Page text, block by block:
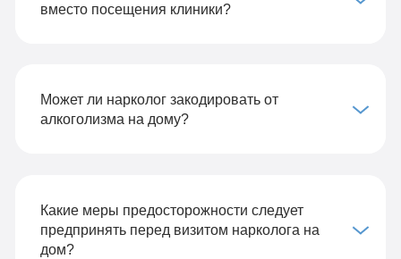
вместо посещения клиники?
Может ли нарколог закодировать от
алкоголизма на дому?
Какие меры предосторожности следует
предпринять перед визитом нарколога на
дом?